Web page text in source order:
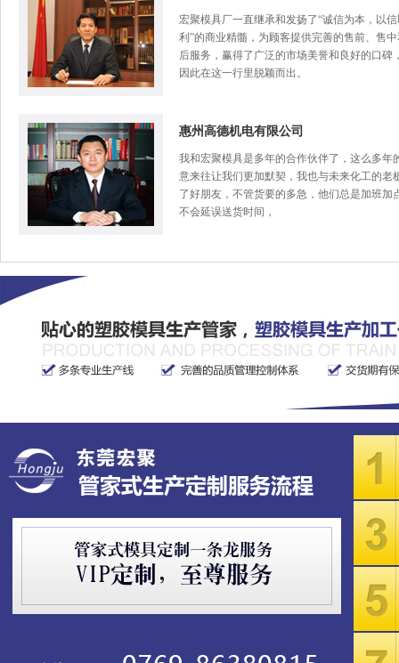
宏聚模具厂一直继承和发扬了“诚信为本，以信
利”的商业精髓，为顾客提供完善的售前、售
后服务，赢得了广泛的市场美誉和良好的口碑
因此在这一行里脱颖而出。
惠州高德机电有限公司
我和宏聚模具是多年的合作伙伴了，这么多年
意来往让我们更加默契，我也与未来化工的老
了好朋友，不管货要的多急，他们总是加班加
不会延误送货时间，